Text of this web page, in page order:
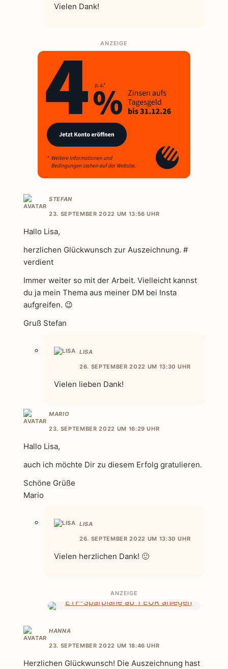
Vielen Dank!
ANZEIGE
STEFAN
23. SEPTEMBER 2022 UM 13:56 UHR
Hallo Lisa,
herzlichen Glückwunsch zur Auszeichnung. #
verdient
Immer weiter so mit der Arbeit. Vielleicht kannst
du ja mein Thema aus meiner DM bei Insta
aufgreifen. 😉
Gruß Stefan
LISA
26. SEPTEMBER 2022 UM 13:30 UHR
Vielen lieben Dank!
MARIO
23. SEPTEMBER 2022 UM 16:29 UHR
Hallo Lisa,
auch ich möchte Dir zu diesem Erfolg gratulieren.
Schöne Grüße
Mario
LISA
26. SEPTEMBER 2022 UM 13:30 UHR
Vielen herzlichen Dank! 🙂
ANZEIGE
HANNA
23. SEPTEMBER 2022 UM 18:46 UHR
Herzlichen Glückwunsch! Die Auszeichnung hast